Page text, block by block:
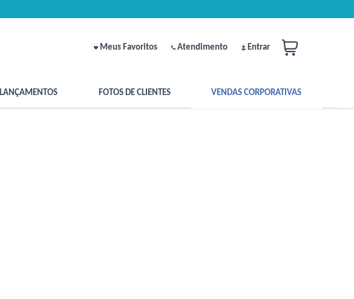
Meus Favoritos Atendimento Entrar
LANÇAMENTOS FOTOS DE CLIENTES VENDAS CORPORATIVAS